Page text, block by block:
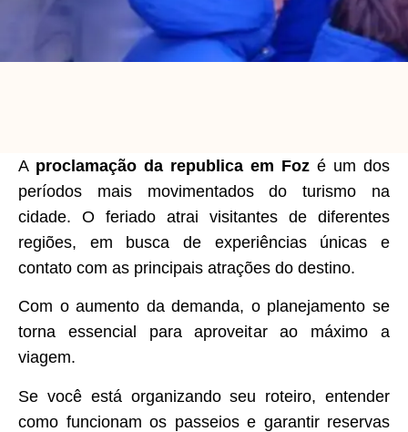
A proclamação da republica em Foz é um dos
períodos mais movimentados do turismo na
cidade. O feriado atrai visitantes de diferentes
regiões, em busca de experiências únicas e
contato com as principais atrações do destino.
Com o aumento da demanda, o planejamento se
torna essencial para aproveitar ao máximo a
viagem.
Se você está organizando seu roteiro, entender
como funcionam os passeios e garantir reservas